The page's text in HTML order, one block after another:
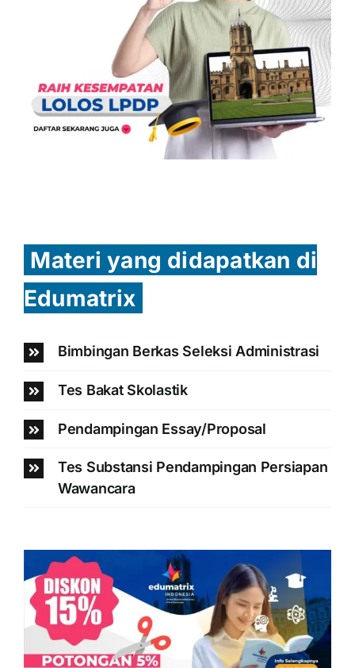
Materi yang didapatkan di
Edumatrix
Bimbingan Berkas Seleksi Administrasi
Tes Bakat Skolastik
Pendampingan Essay/Proposal
Tes Substansi Pendampingan Persiapan
Wawancara